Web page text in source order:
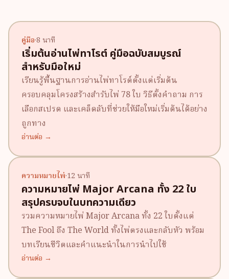
คู่มือ·8 นาที
เริ่มต้นอ่านไพ่ทาโรต์ คู่มือฉบับสมบูรณ์
สำหรับมือใหม่
เรียนรู้พื้นฐานการอ่านไพ่ทาโรต์ตั้งแต่เริ่มต้น
ครอบคลุมโครงสร้างสำรับไพ่ 78 ใบ วิธีตั้งคำถาม การ
เลือกสเปรด และเคล็ดลับที่ช่วยให้มือใหม่เริ่มต้นได้อย่าง
ถูกทาง
อ่านต่อ →
ความหมายไพ่·12 นาที
ความหมายไพ่ Major Arcana ทั้ง 22 ใบ
สรุปครบจบในบทความเดียว
รวมความหมายไพ่ Major Arcana ทั้ง 22 ใบตั้งแต่
The Fool ถึง The World ทั้งไพ่ตรงและกลับหัว พร้อม
บทเรียนชีวิตและคำแนะนำในการนำไปใช้
อ่านต่อ →